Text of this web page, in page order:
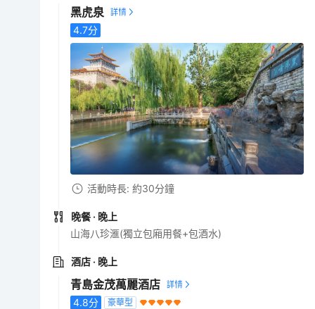
黑虎泉
4.7分
活動時長: 約30分鐘
晚餐 · 晚上
山海八珍滙(獨立包廂用餐+包酒水)
酒店 · 晚上
青島金茂萬麗酒店
4.8分 豪華型